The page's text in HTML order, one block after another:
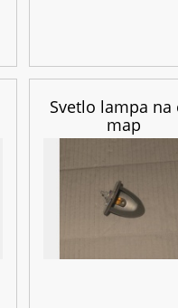
Svetlo lampa na
map